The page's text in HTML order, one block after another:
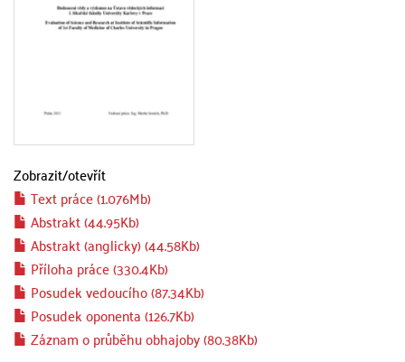
Zobrazit/otevřít
Text práce (1.076Mb)
Abstrakt (44.95Kb)
Abstrakt (anglicky) (44.58Kb)
Příloha práce (330.4Kb)
Posudek vedoucího (87.34Kb)
Posudek oponenta (126.7Kb)
Záznam o průběhu obhajoby (80.38Kb)